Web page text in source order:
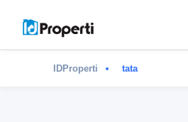
IDProperti tata